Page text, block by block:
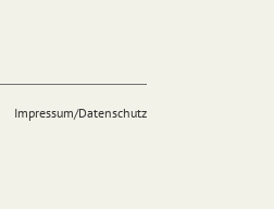
Impressum/Datenschutz